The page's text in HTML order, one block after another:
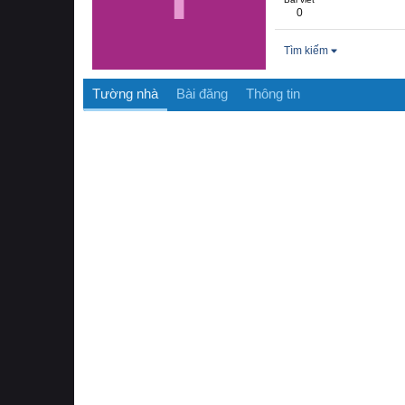
0
Tìm kiếm
Tường nhà Bài đăng Thông tin